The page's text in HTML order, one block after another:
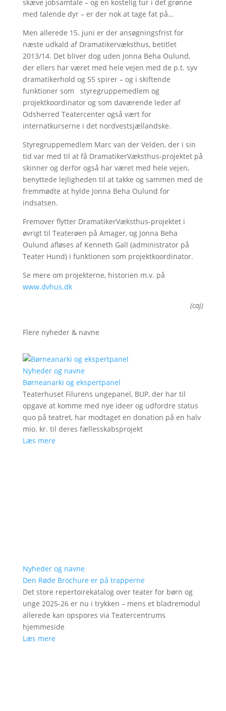
skæve jobsamtale – og en kostelig tur i det grønne
med talende dyr – er der nok at tage fat på…
Men allerede 15. juni er der ansøgningsfrist for
næste udkald af Dramatikervæksthus, betitlet
2013/14. Det bliver dog uden Jonna Beha Oulund,
der ellers har været med hele vejen med de p.t. syv
dramatikerhold og 55 spirer – og i skiftende
funktioner som styregruppemedlem og
projektkoordinator og som daværende leder af
Odsherred Teatercenter også vært for
internatkurserne i det nordvestsjællandske.
Styregruppemedlem Marc van der Velden, der i sin
tid var med til at få DramatikerVæksthus-projektet på
skinner og derfor også har været med hele vejen,
benyttede lejligheden til at takke og sammen med de
fremmødte at hylde Jonna Beha Oulund for
indsatsen.
Fremover flytter DramatikerVæksthus-projektet i
øvrigt til Teaterøen på Amager, og Jonna Beha
Oulund afløses af Kenneth Gall (administrator på
Teater Hund) i funktionen som projektkoordinator.
Se mere om projekterne, historien m.v. på
www.dvhus.dk
(caj)
Flere nyheder & navne
Nyheder og navne
Børneanarki og ekspertpanel
Teaterhuset Filurens ungepanel, BUP, der har til
opgave at komme med nye ideer og udfordre status
quo på teatret, har modtaget en donation på en halv
mio. kr. til deres fællesskabsprojekt
Læs mere
Nyheder og navne
Den Røde Brochure er på trapperne
Det store repertoirekatalog over teater for børn og
unge 2025-26 er nu i trykken – mens et bladremodul
allerede kan opspores via Teatercentrums
hjemmeside
Læs mere